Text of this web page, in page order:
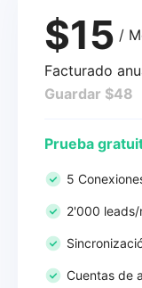
$15 /
Facturado
Guardar $48
Prueba
5
2'000 leads/
Cuentas de